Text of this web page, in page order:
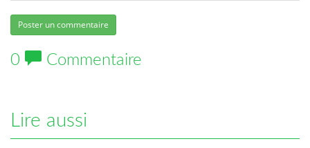
Poster un commentaire
0 Commentaire
Lire aussi